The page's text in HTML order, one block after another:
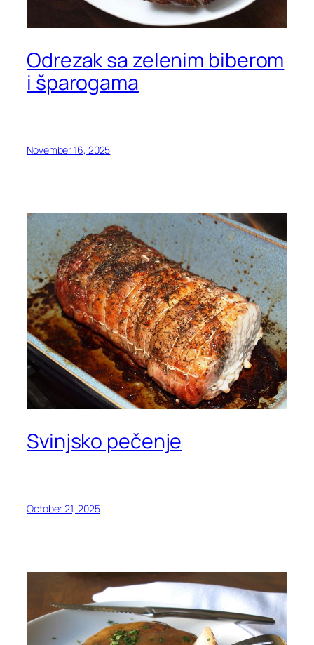
Odrezak sa zelenim biberom
i šparogama
November 16, 2025
Svinjsko pečenje
October 21, 2025